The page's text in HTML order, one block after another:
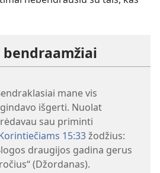
bendraamžiai
mane vis
išgerti. Nuolat
sau priminti
15:33žodžius:
draugijos gadina gerus
(Džordanas).